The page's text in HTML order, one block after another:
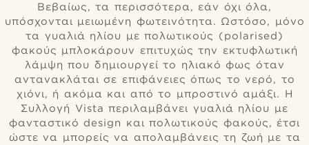
Βεβαίως, τα περισσότερα, εάν όχι όλα,
υπόσχονται μειωμένη φωτεινότητα. Ωστόσο, μόνο
τα γυαλιά ηλίου με πολωτικούς (polarised)
φακούς μπλοκάρουν επιτυχώς την εκτυφλωτική
λάμψη που δημιουργεί το ηλιακό φως όταν
αντανακλάται σε επιφάνειες όπως το νερό, το
χιόνι, ή ακόμα και από το μπροστινό αμάξι. Η
Συλλογή Vista περιλαμβάνει γυαλιά ηλίου με
φανταστικό design και πολωτικούς φακούς, έτσι
ώστε να μπορείς να απολαμβάνεις τη ζωή με τα